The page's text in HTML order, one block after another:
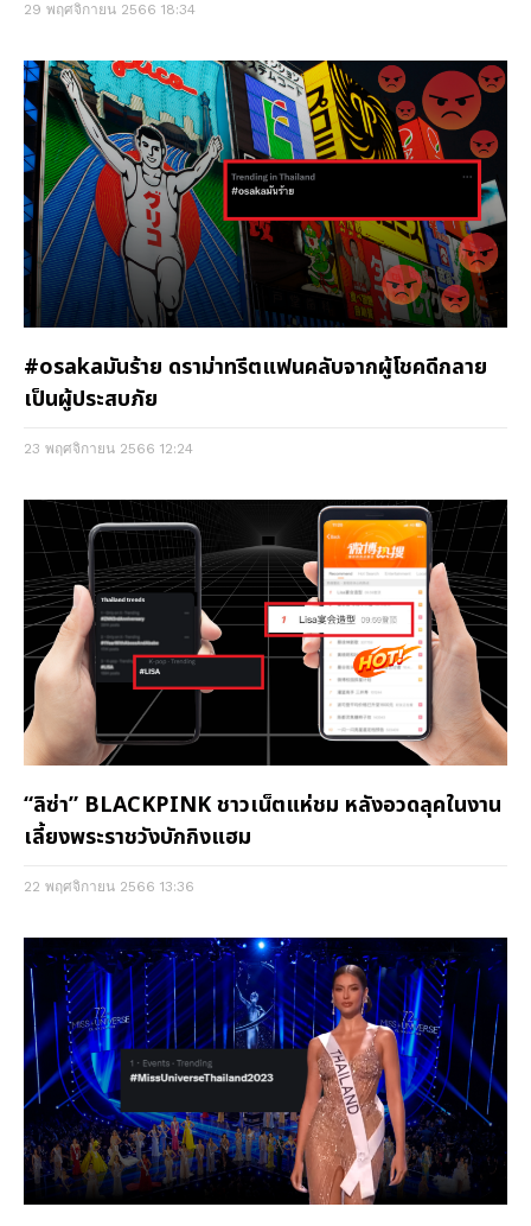
29 พฤศจิกายน 2566 18:34
#osakaมันร้าย ดราม่าทรีตแฟนคลับจากผู้โชคดีกลาย
เป็นผู้ประสบภัย
23 พฤศจิกายน 2566 12:24
“ลิซ่า” BLACKPINK ชาวเน็ตแห่ชม หลังอวดลุคในงาน
เลี้ยงพระราชวังบักกิงแฮม
22 พฤศจิกายน 2566 13:36